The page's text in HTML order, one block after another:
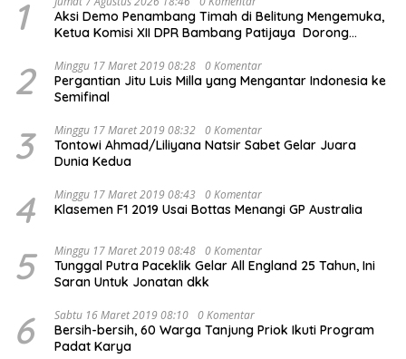
1
Aksi Demo Penambang Timah di Belitung Mengemuka,
Ketua Komisi XII DPR Bambang Patijaya Dorong
2 Minggu 17 Maret 2019 08:28 0 Komentar
Pergantian Jitu Luis Milla yang Mengantar Indonesia ke
Semifinal
3 Minggu 17 Maret 2019 08:32 0 Komentar
Tontowi Ahmad/Liliyana Natsir Sabet Gelar Juara
Dunia Kedua
4 Minggu 17 Maret 2019 08:43 0 Komentar
Klasemen F1 2019 Usai Bottas Menangi GP Australia
5 Minggu 17 Maret 2019 08:48 0 Komentar
Tunggal Putra Paceklik Gelar All England 25 Tahun, Ini
Saran Untuk Jonatan dkk
6 Sabtu 16 Maret 2019 08:10 0 Komentar
Bersih-bersih, 60 Warga Tanjung Priok Ikuti Program
Padat Karya